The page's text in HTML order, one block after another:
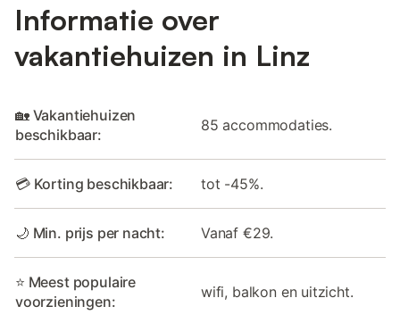
Informatie over
vakantiehuizen in Linz
🏡 Vakantiehuizen
beschikbaar:
85 accommodaties.
💳 Korting beschikbaar: tot -45%.
🌙 Min. prijs per nacht: Vanaf €29.
⭐ Meest populaire
voorzieningen:
wifi, balkon en uitzicht.